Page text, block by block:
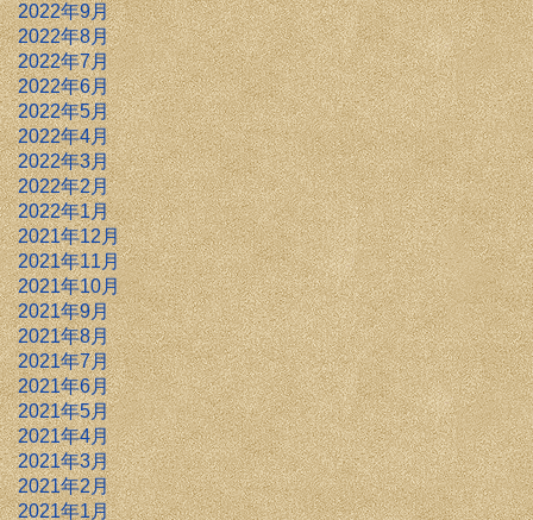
2022年9月
2022年8月
2022年7月
2022年6月
2022年5月
2022年4月
2022年3月
2022年2月
2022年1月
2021年12月
2021年11月
2021年10月
2021年9月
2021年8月
2021年7月
2021年6月
2021年5月
2021年4月
2021年3月
2021年2月
2021年1月